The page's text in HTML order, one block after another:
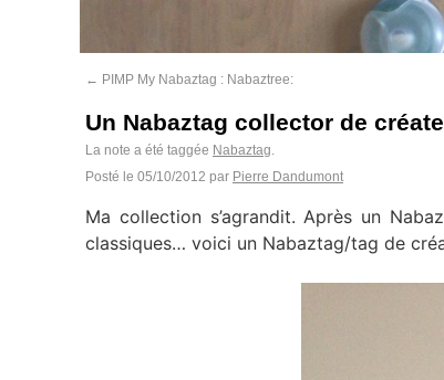
← PIMP My Nabaztag : Nabaztree:
Un Nabaztag collector de
La note a été taggée Nabaztag.
Posté le 05/10/2012 par Pierre Dandumont
Ma collection s’agrandit. Après un
classiques… voici un Nabaztag/tag de